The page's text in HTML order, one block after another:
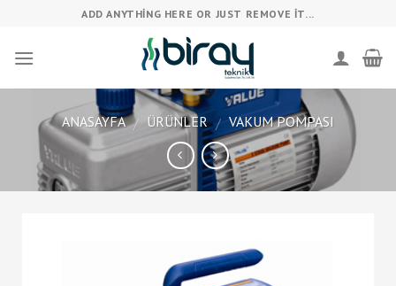
content
ADD ANYTHING HERE OR JUST REMOVE IT...
ANASAYFA / ÜRÜNLER / VAKUM POMPASI